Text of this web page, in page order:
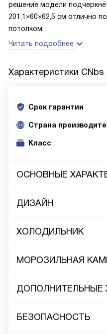
решение модели
201,1×60×62,5 см отлично
потолком.
Читать подробнее
Характеристики CNbs
Срок гарантии
Cтрана
Класс
ОСНОВНЫЕ
ДИЗАЙН
ХОЛОДИЛЬНИК
МОРОЗИЛЬНАЯ
ДОПОЛНИТЕЛЬНЫЕ
БЕЗОПАСНОСТЬ